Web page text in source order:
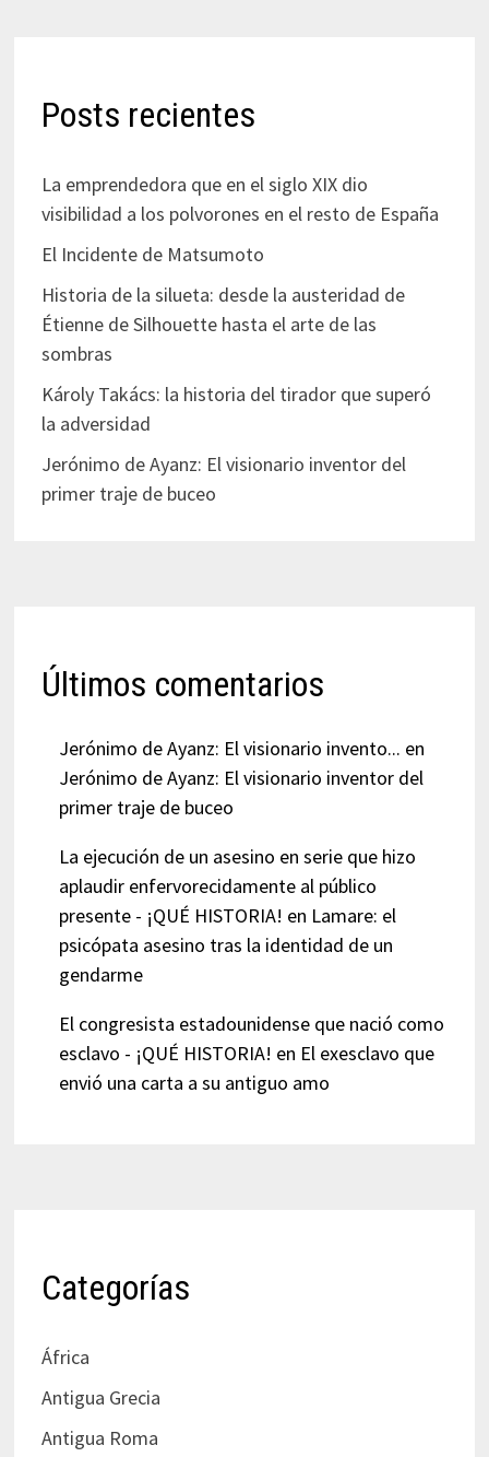
Posts recientes
La emprendedora que en el siglo XIX dio
visibilidad a los polvorones en el resto de España
El Incidente de Matsumoto
Historia de la silueta: desde la austeridad de
Étienne de Silhouette hasta el arte de las
sombras
Károly Takács: la historia del tirador que superó
la adversidad
Jerónimo de Ayanz: El visionario inventor del
primer traje de buceo
Últimos comentarios
Jerónimo de Ayanz: El visionario invento... en
Jerónimo de Ayanz: El visionario inventor del
primer traje de buceo
La ejecución de un asesino en serie que hizo
aplaudir enfervorecidamente al público
presente - ¡QUÉ HISTORIA! en Lamare: el
psicópata asesino tras la identidad de un
gendarme
El congresista estadounidense que nació como
esclavo - ¡QUÉ HISTORIA! en El exesclavo que
envió una carta a su antiguo amo
Categorías
África
Antigua Grecia
Antigua Roma